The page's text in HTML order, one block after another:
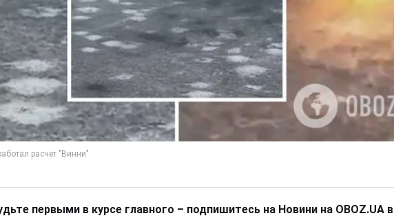
первыми в курсе главного – подпишитесь на Новини на OBOZ.UA в